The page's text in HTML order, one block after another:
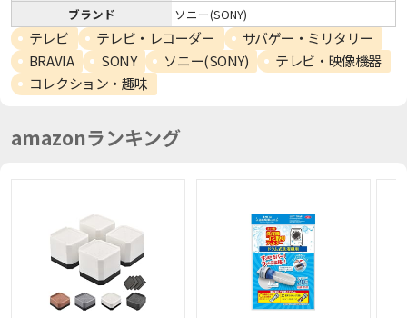
ブランド
ソニー(SONY)
テレビ テレビ・レコーダー
サバゲー・ミリタリー
BRAVIA
SONY ソニー(SONY)
テレビ・映像機器
コレクション・趣味
amazonランキング